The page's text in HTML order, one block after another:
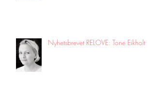
Nyhetsbrevet RELOVE: Tone Eikholt!